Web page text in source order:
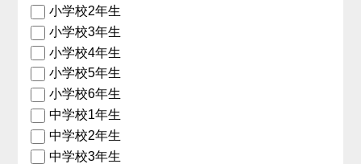
小学校2年生
小学校3年生
小学校4年生
小学校5年生
小学校6年生
中学校1年生
中学校2年生
中学校3年生